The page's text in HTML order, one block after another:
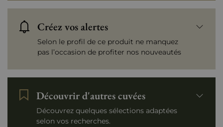
Créez vos alertes
Selon le profil de ce produit ne manquez
pas l’occasion de profiter nos nouveautés
Découvrir d'autres cuvées
Découvrez quelques sélections adaptées
selon vos recherches.